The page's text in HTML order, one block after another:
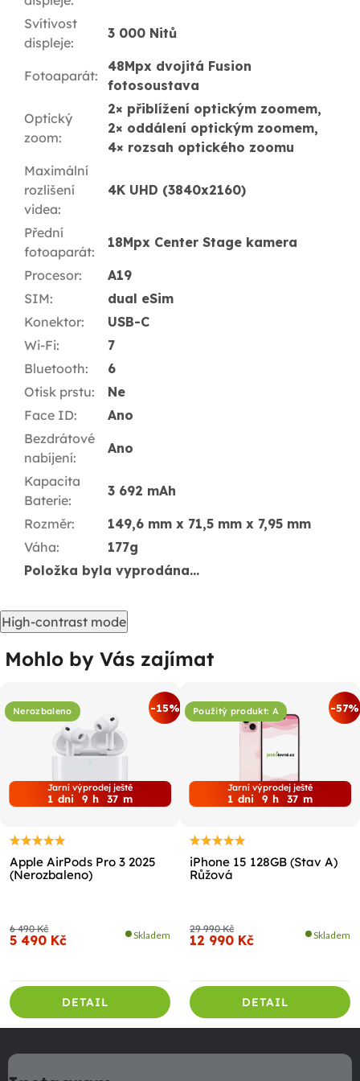
Svítivost
displeje:
3 000 Nitů
Fotoaparát:
48Mpx dvojitá Fusion
fotosoustava
Optický
zoom:
2× přiblížení optickým zoomem,
2× oddálení optickým zoomem,
4× rozsah optického zoomu
Maximální
rozlišení
videa:
4K UHD (3840x2160)
Přední
fotoaparát:
18Mpx Center Stage kamera
Procesor:
A19
SIM:
dual eSim
Konektor:
USB-C
Wi-Fi:
7
Bluetooth:
6
Otisk prstu:
Ne
Face ID:
Ano
Bezdrátové
nabíjení:
Ano
Kapacita
Baterie:
3 692 mAh
Rozměr:
149,6 mm x 71,5 mm x 7,95 mm
Váha:
177g
Položka byla vyprodána…
High-contrast mode
Mohlo by Vás zajímat
Nerozbaleno -15%
Jarní výprodej ještě
1 dni 9 h 37 m
Apple AirPods Pro 3 2025
(Nerozbaleno)
6 490 Kč
5 490 Kč Skladem
DETAIL
Použitý produkt: A -57%
Jarní výprodej ještě
1 dni 9 h 37 m
iPhone 15 128GB (Stav A)
Růžová
29 990 Kč
12 990 Kč Skladem
DETAIL
á